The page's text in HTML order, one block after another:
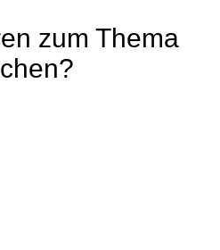
zum Thema